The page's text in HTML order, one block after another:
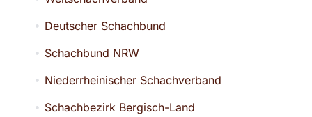
Deutscher Schachbund
Schachbund NRW
Niederrheinischer Schachverband
Schachbezirk Bergisch-Land